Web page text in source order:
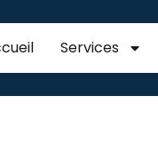
Services